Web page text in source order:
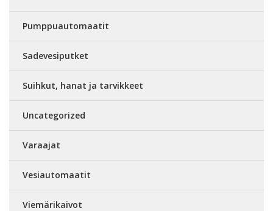
Pumppuautomaatit
Sadevesiputket
Suihkut, hanat ja tarvikkeet
Uncategorized
Varaajat
Vesiautomaatit
Viemärikaivot